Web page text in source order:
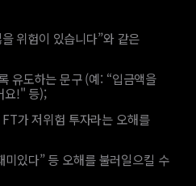
위험이 있습니다”와 같은
유도하는 문구 (예: “입금액을
요!" 등);
가 저위험 투자라는 오해를
있다” 등 오해를 불러일으킬 수